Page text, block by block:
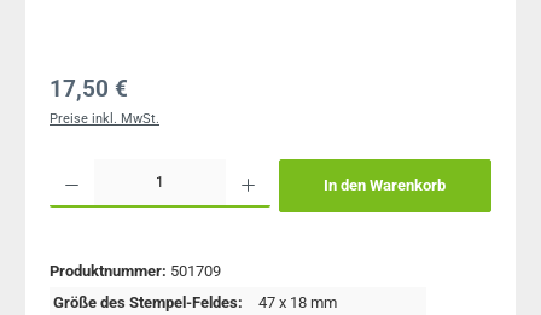
Regulärer Preis:
17,50 €
Preise inkl. MwSt.
In den Warenkorb
Produktnummer: 501709
Größe des Stempel-Feldes:
47 x 18 mm